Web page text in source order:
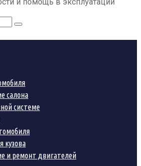
салона
системе
кузова
и ремонт двигателей